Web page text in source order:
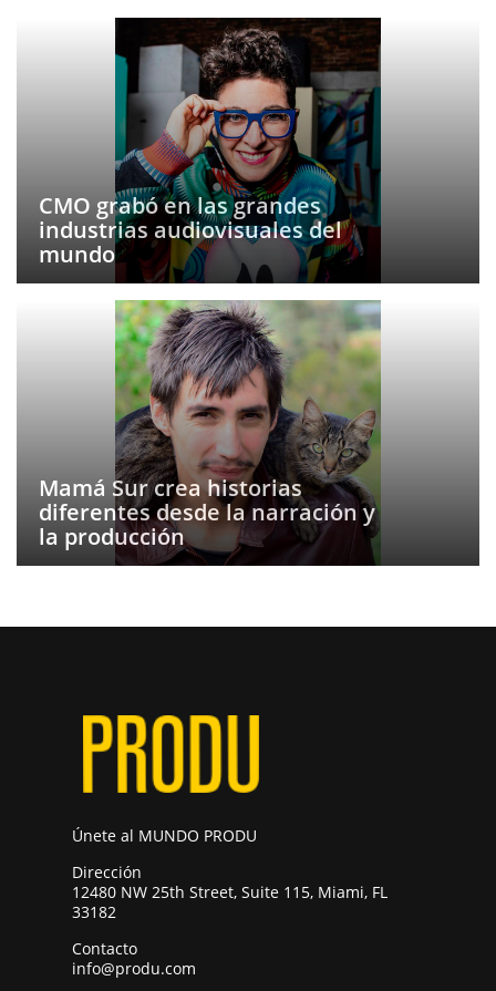
CMO grabó en las grandes
industrias audiovisuales del
mundo
Mamá Sur crea historias
diferentes desde la narración y
la producción
Únete al MUNDO PRODU
Dirección
12480 NW 25th Street, Suite 115, Miami, FL
33182
Contacto
info@produ.com